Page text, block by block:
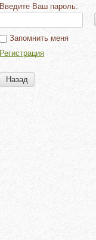
Введите Ваш пароль:
Запомнить меня
Регистрация
Назад